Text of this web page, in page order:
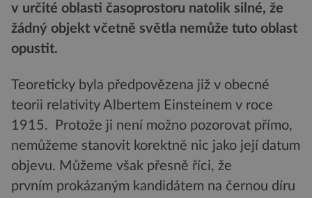
v určité oblasti časoprostoru natolik silné, že
žádný objekt včetně světla nemůže tuto oblast
opustit.
Teoreticky byla předpovězena již v obecné
teorii relativity Albertem Einsteinem v roce
1915. Protože ji není možno pozorovat přímo,
nemůžeme stanovit korektně nic jako její datum
objevu. Můžeme však přesně říci, že
prvním prokázaným kandidátem na černou díru